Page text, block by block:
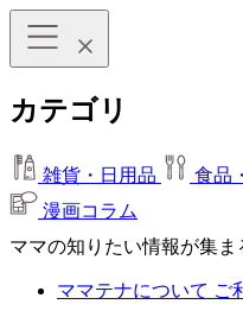
カテゴリ
雑貨・日用品 食品
漫画コラム
ママの知りたい情報が集ま
ママテナについて ご